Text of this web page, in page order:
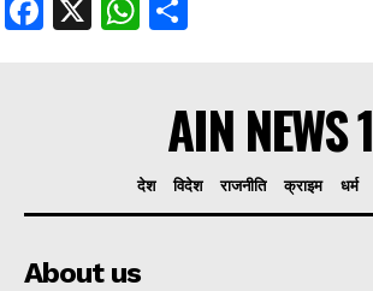
AIN NEWS 1
देश विदेश राजनीति क्राइम धर्म
About us